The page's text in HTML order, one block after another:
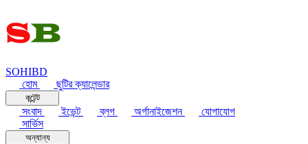
SOHIBD
হোম
ছুটির ক্যালেন্ডার
কন্টেন্ট
সংবাদ ইভেন্ট ব্লগ অর্গানাইজেশন
যোগাযোগ
সার্ভিস
অন্যান্য